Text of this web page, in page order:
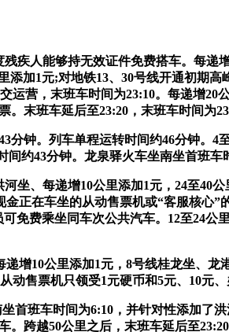
人能够持无效证件免费搭车。每递
添加1元;对地铁13、30号线开通初期
营，末班车时间为23:10。每递增
末班车延后至23:20，末班车时间为
。列车单程运转时间约46分钟。4
约43分钟。龙泉驿火车坐南坐首班车
、每递增10公里添加1元，24至40
正在车坐的从动售票机或“客服核心
免费乘坐同车次公共汽车。12至24
10公里添加1元，8号线桂龙坐、龙
动售票机只领受1元硬币和5元、10元
班车时间为6:10，并针对性添加了
跨越50公里之后，末班车延后至